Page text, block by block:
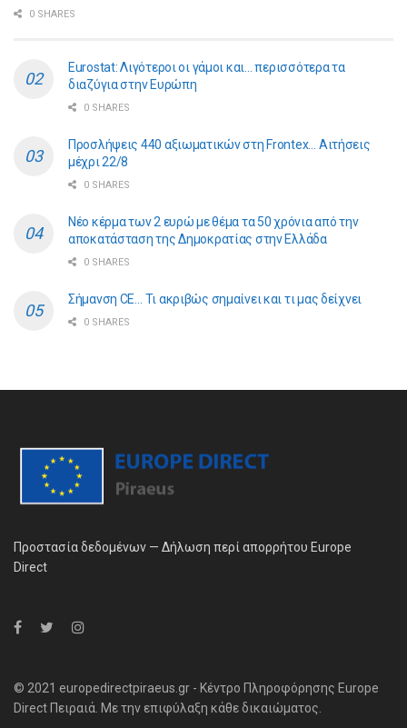
0 SHARES
Eurostat: Λιγότεροι οι γάμοι και… περισσότερα τα
διαζύγια στην Ευρώπη
0 SHARES
Προσλήψεις 440 αξιωματικών στη Frontex… Αιτήσεις
μέχρι 22/8
0 SHARES
Νέο κέρμα των 2 ευρώ με θέμα τα 50 χρόνια από την
αποκατάσταση της Δημοκρατίας στην Ελλάδα
0 SHARES
Σήμανση CE… Τι ακριβώς σημαίνει και τι μας δείχνει
0 SHARES
Προστασία δεδομένων — Δήλωση περί απορρήτου Europe
Direct
© 2021 europedirectpiraeus.gr - Κέντρο Πληροφόρησης Europe
Direct Πειραιά. Με την επιφύλαξη κάθε δικαιώματος.